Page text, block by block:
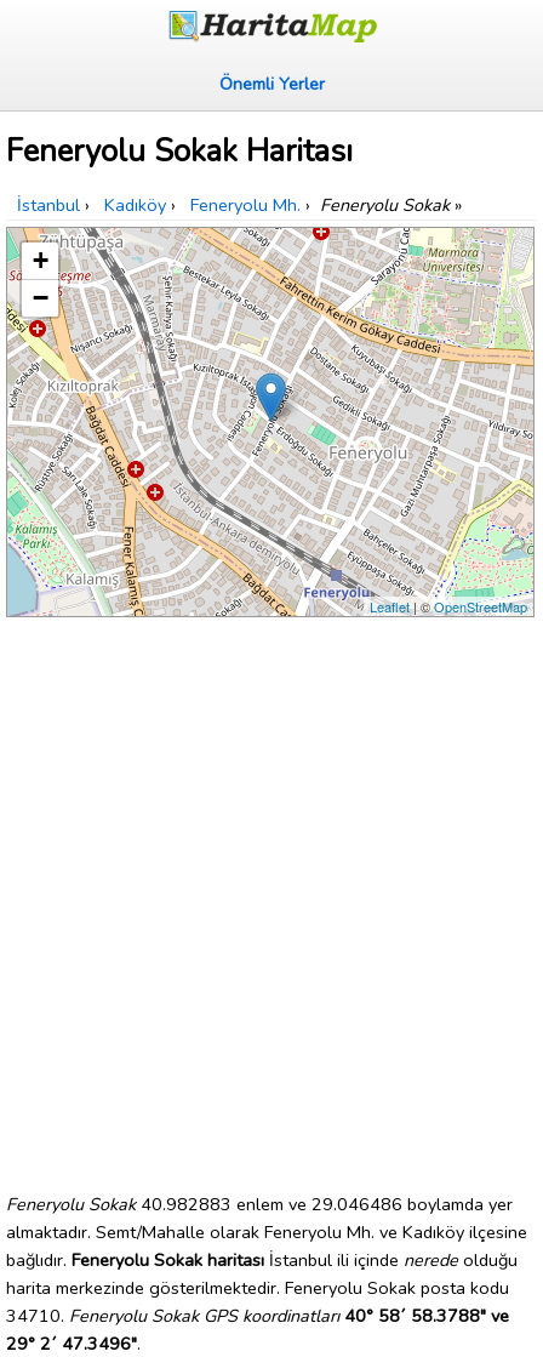
Önemli Yerler
Feneryolu Sokak Haritası
İstanbul › Kadıköy › Feneryolu Mh. › Feneryolu Sokak»
+
−
Leaflet| ©OpenStreetMap
Feneryolu Sokak40.982883 enlem ve 29.046486 boylamda yer
almaktadır. Semt/Mahalle olarak Feneryolu Mh. ve Kadıköy ilçesine
bağlıdır. Feneryolu Sokak haritası İstanbul ili içinde nerede olduğu
harita merkezinde gösterilmektedir. Feneryolu Sokak posta kodu
34710. Feneryolu Sokak GPS koordinatları 40° 58´ 58.3788" ve
29° 2´ 47.3496".